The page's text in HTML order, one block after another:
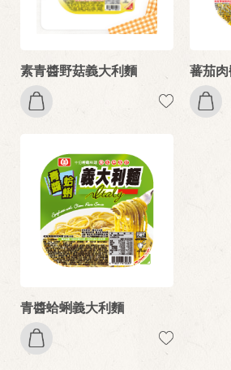
素青醬野菇義大利麵 蕃茄
青醬蛤蜊義大利麵